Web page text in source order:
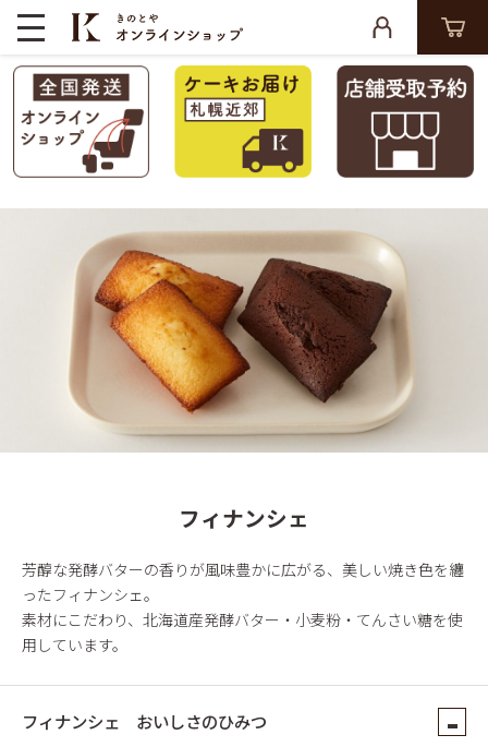
フィナンシェ
芳醇な発酵バターの香りが風味豊かに広がる、美しい焼き色を纏
ったフィナンシェ。
素材にこだわり、北海道産発酵バター・小麦粉・てんさい糖を使
用しています。
フィナンシェ おいしさのひみつ